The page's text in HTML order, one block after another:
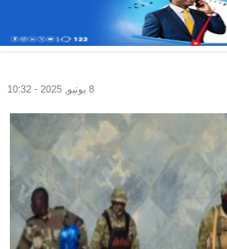
8 يونيو, 2025 - 10:32